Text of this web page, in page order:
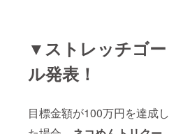
▼ストレッチゴー
ル発表！
目標金額が100万円を達成し